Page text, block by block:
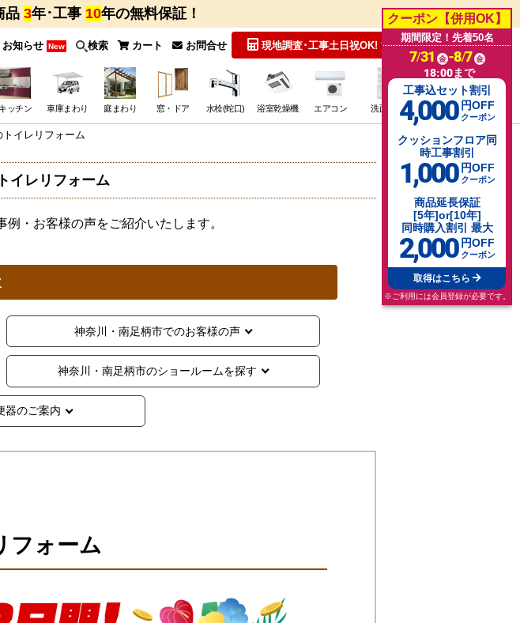
品 3年･工事 10年の無料保証！
お知らせ New 検索 カート お問合せ 現地調査･工事土日祝OK! 無料見積
キッチン 車庫まわり 庭まわり 窓・ドア 水栓(蛇口) 浴室乾燥機 エアコン 洗面台 その他･特価
イレリフォーム
イレリフォーム
・お客様の声をご紹介いたします。
神奈川・南足柄市でのお客様の声
神奈川・南足柄市のショールームを探す
器のご案内
フォーム
クーポン【併用OK】
期間限定！先着50名
7/31 金 -8/7 金
18:00まで
工事込セット割引
4,000 円OFF
クーポン
クッションフロア同
時工事割引
1,000 円OFF
クーポン
商品延長保証
[5年]or[10年]
同時購入割引 最大
2,000 円OFF
クーポン
取得はこちら
※ご利用には会員登録が必要です。